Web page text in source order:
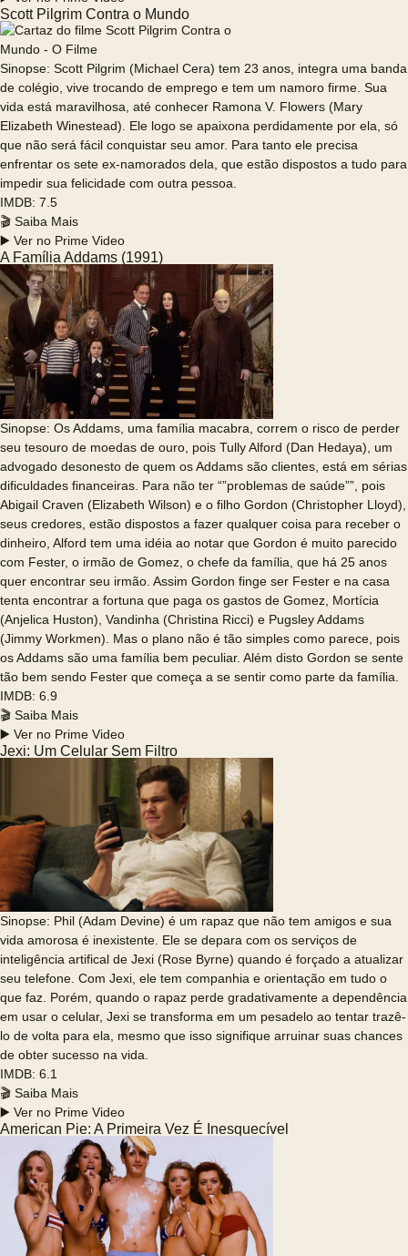
Scott Pilgrim Contra o Mundo
Sinopse: Scott Pilgrim (Michael Cera) tem 23 anos, integra uma banda
de colégio, vive trocando de emprego e tem um namoro firme. Sua
vida está maravilhosa, até conhecer Ramona V. Flowers (Mary
Elizabeth Winestead). Ele logo se apaixona perdidamente por ela, só
que não será fácil conquistar seu amor. Para tanto ele precisa
enfrentar os sete ex-namorados dela, que estão dispostos a tudo para
impedir sua felicidade com outra pessoa.
IMDB: 7.5
🎬 Saiba Mais
▶️ Ver no Prime Video
A Família Addams (1991)
Sinopse: Os Addams, uma família macabra, correm o risco de perder
seu tesouro de moedas de ouro, pois Tully Alford (Dan Hedaya), um
advogado desonesto de quem os Addams são clientes, está em sérias
dificuldades financeiras. Para não ter “”problemas de saúde””, pois
Abigail Craven (Elizabeth Wilson) e o filho Gordon (Christopher Lloyd),
seus credores, estão dispostos a fazer qualquer coisa para receber o
dinheiro, Alford tem uma idéia ao notar que Gordon é muito parecido
com Fester, o irmão de Gomez, o chefe da família, que há 25 anos
quer encontrar seu irmão. Assim Gordon finge ser Fester e na casa
tenta encontrar a fortuna que paga os gastos de Gomez, Mortícia
(Anjelica Huston), Vandinha (Christina Ricci) e Pugsley Addams
(Jimmy Workmen). Mas o plano não é tão simples como parece, pois
os Addams são uma família bem peculiar. Além disto Gordon se sente
tão bem sendo Fester que começa a se sentir como parte da família.
IMDB: 6.9
🎬 Saiba Mais
▶️ Ver no Prime Video
Jexi: Um Celular Sem Filtro
Sinopse: Phil (Adam Devine) é um rapaz que não tem amigos e sua
vida amorosa é inexistente. Ele se depara com os serviços de
inteligência artifical de Jexi (Rose Byrne) quando é forçado a atualizar
seu telefone. Com Jexi, ele tem companhia e orientação em tudo o
que faz. Porém, quando o rapaz perde gradativamente a dependência
em usar o celular, Jexi se transforma em um pesadelo ao tentar trazê-
lo de volta para ela, mesmo que isso signifique arruinar suas chances
de obter sucesso na vida.
IMDB: 6.1
🎬 Saiba Mais
▶️ Ver no Prime Video
American Pie: A Primeira Vez É Inesquecível